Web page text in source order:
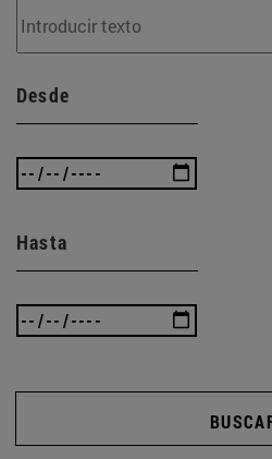
Desde
Hasta